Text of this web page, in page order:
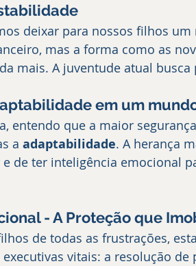
deixar para nossos filhos
mas a forma como as
mais. A juventude atual
em um
entendo que a maior
a adaptabilidade. A herança
de ter inteligência emocional
- A Proteção que
de todas as frustrações,
vitais: a resolução de